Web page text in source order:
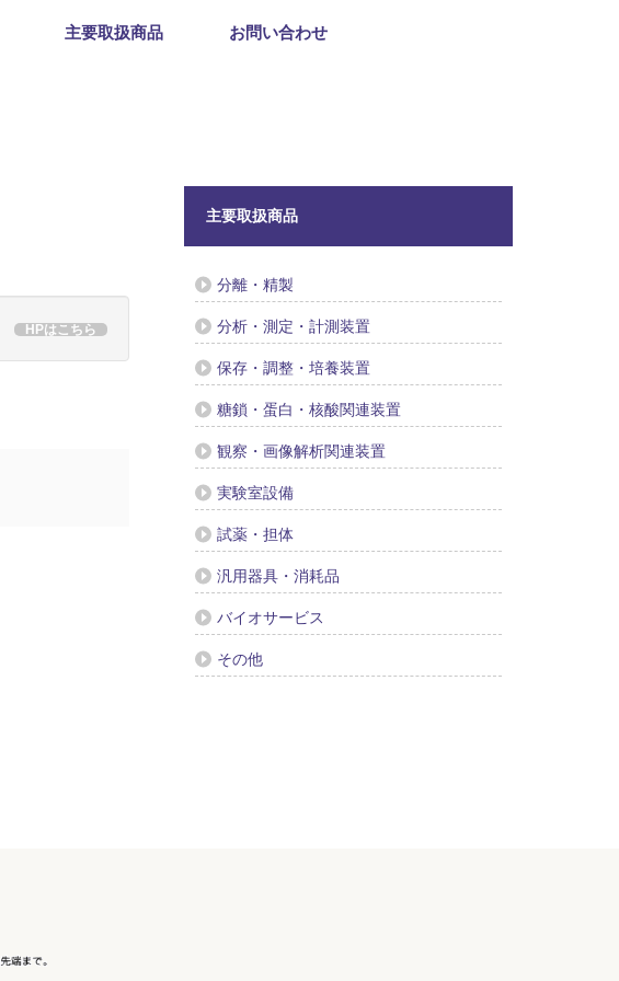
主要取扱商品 お問い合わせ
HPはこちら
主要取扱商品
分離・精製
分析・測定・計測装置
保存・調整・培養装置
糖鎖・蛋白・核酸関連装置
観察・画像解析関連装置
実験室設備
試薬・担体
汎用器具・消耗品
バイオサービス
その他